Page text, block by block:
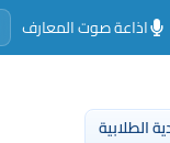
اذاعة صوت المعارف
الطلابية